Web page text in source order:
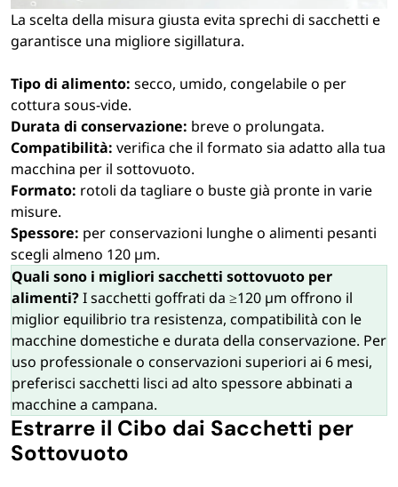
La scelta della misura giusta evita sprechi di sacchetti e
garantisce una migliore sigillatura.
Tipo di alimento: secco, umido, congelabile o per
cottura sous-vide.
Durata di conservazione: breve o prolungata.
Compatibilità: verifica che il formato sia adatto alla tua
macchina per il sottovuoto.
Formato: rotoli da tagliare o buste già pronte in varie
misure.
Spessore: per conservazioni lunghe o alimenti pesanti
scegli almeno 120 µm.
Quali sono i migliori sacchetti sottovuoto per
alimenti?I sacchetti goffrati da ≥120 µm offrono il
miglior equilibrio tra resistenza, compatibilità con le
macchine domestiche e durata della conservazione. Per
uso professionale o conservazioni superiori ai 6 mesi,
preferisci sacchetti lisci ad alto spessore abbinati a
macchine a campana.
Estrarre il Cibo dai Sacchetti per
Sottovuoto